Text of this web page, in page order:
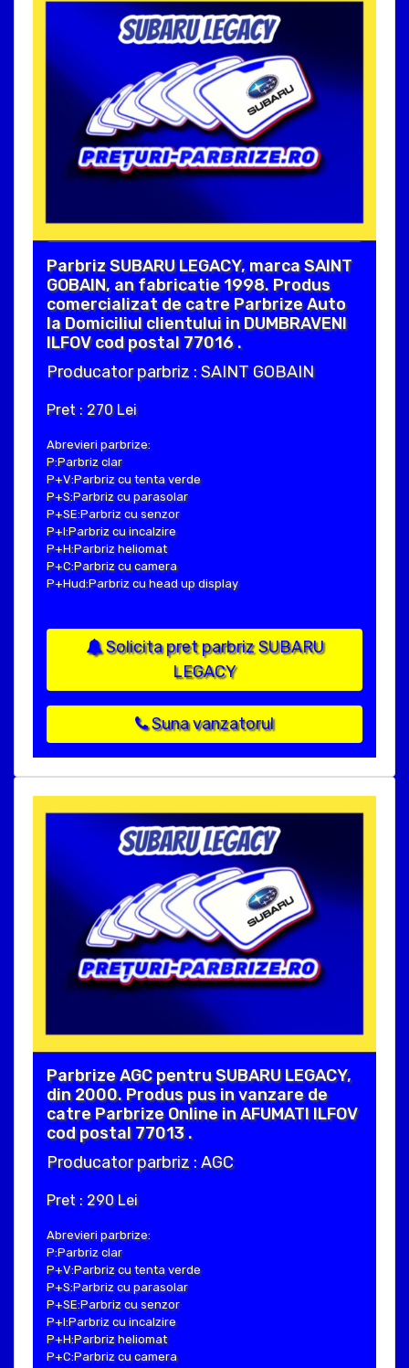
Parbriz SUBARU LEGACY, marca SAINT
GOBAIN, an fabricatie 1998. Produs
comercializat de catre Parbrize Auto
la Domiciliul clientului in DUMBRAVENI
ILFOV cod postal 77016 .
Producator parbriz : SAINT GOBAIN
Pret : 270 Lei
Abrevieri parbrize:
P:Parbriz clar
P+V:Parbriz cu tenta verde
P+S:Parbriz cu parasolar
P+SE:Parbriz cu senzor
P+I:Parbriz cu incalzire
P+H:Parbriz heliomat
P+C:Parbriz cu camera
P+Hud:Parbriz cu head up display
Solicita pret parbriz SUBARU
LEGACY
Suna vanzatorul
Parbrize AGC pentru SUBARU LEGACY,
din 2000. Produs pus in vanzare de
catre Parbrize Online in AFUMATI ILFOV
cod postal 77013 .
Producator parbriz : AGC
Pret : 290 Lei
Abrevieri parbrize:
P:Parbriz clar
P+V:Parbriz cu tenta verde
P+S:Parbriz cu parasolar
P+SE:Parbriz cu senzor
P+I:Parbriz cu incalzire
P+H:Parbriz heliomat
P+C:Parbriz cu camera